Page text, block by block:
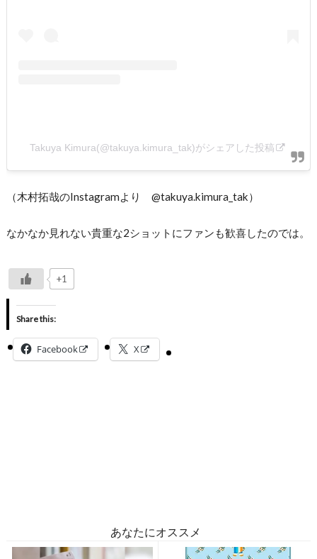
Takuya Kimura(@takuya.kimura_tak)がシェアした投稿
（木村拓哉のInstagramより @takuya.kimura_tak）
なかなか見れない貴重な2ショットにファンも歓喜したのでは。
+1
Share this:
Facebook X
あなたにオススメ